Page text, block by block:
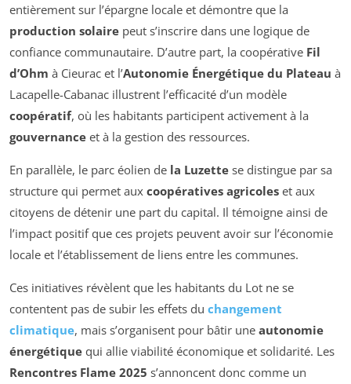
entièrement sur l’épargne locale et démontre que la
production solaire peut s’inscrire dans une logique de
confiance communautaire. D’autre part, la coopérative Fil
d’Ohm à Cieurac et l’Autonomie Énergétique du Plateau à
Lacapelle-Cabanac illustrent l’efficacité d’un modèle
coopératif, où les habitants participent activement à la
gouvernance et à la gestion des ressources.
En parallèle, le parc éolien de la Luzette se distingue par sa
structure qui permet aux coopératives agricoles et aux
citoyens de détenir une part du capital. Il témoigne ainsi de
l’impact positif que ces projets peuvent avoir sur l’économie
locale et l’établissement de liens entre les communes.
Ces initiatives révèlent que les habitants du Lot ne se
contentent pas de subir les effets du changement
climatique, mais s’organisent pour bâtir une autonomie
énergétique qui allie viabilité économique et solidarité. Les
Rencontres Flame 2025 s’annoncent donc comme un